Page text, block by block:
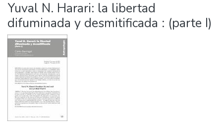
Communities
&
Collections
All of DSpace
Statistics
Yuval N. Harari: la libertad
difuminada y desmitificada : (parte I)